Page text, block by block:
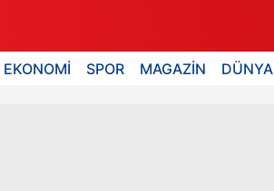
EKONOMİ SPOR MAGAZİN DÜNYA